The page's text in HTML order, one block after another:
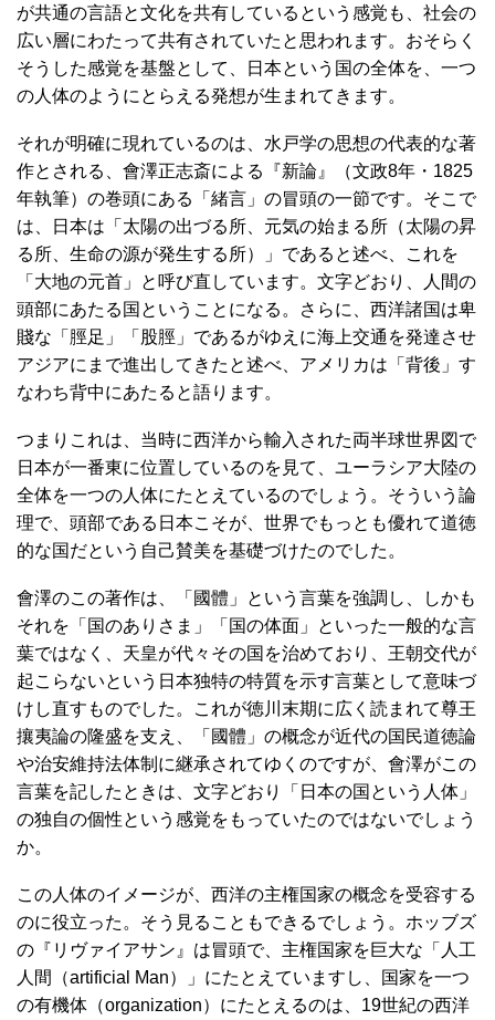
が共通の言語と文化を共有しているという感覚も、社会の
広い層にわたって共有されていたと思われます。おそらく
そうした感覚を基盤として、日本という国の全体を、一つ
の人体のようにとらえる発想が生まれてきます。
それが明確に現れているのは、水戸学の思想の代表的な著
作とされる、會澤正志斎による『新論』（文政8年・1825
年執筆）の巻頭にある「緒言」の冒頭の一節です。そこで
は、日本は「太陽の出づる所、元気の始まる所（太陽の昇
る所、生命の源が発生する所）」であると述べ、これを
「大地の元首」と呼び直しています。文字どおり、人間の
頭部にあたる国ということになる。さらに、西洋諸国は卑
賤な「脛足」「股脛」であるがゆえに海上交通を発達させ
アジアにまで進出してきたと述べ、アメリカは「背後」す
なわち背中にあたると語ります。
つまりこれは、当時に西洋から輸入された両半球世界図で
日本が一番東に位置しているのを見て、ユーラシア大陸の
全体を一つの人体にたとえているのでしょう。そういう論
理で、頭部である日本こそが、世界でもっとも優れて道徳
的な国だという自己賛美を基礎づけたのでした。
會澤のこの著作は、「國體」という言葉を強調し、しかも
それを「国のありさま」「国の体面」といった一般的な言
葉ではなく、天皇が代々その国を治めており、王朝交代が
起こらないという日本独特の特質を示す言葉として意味づ
けし直すものでした。これが徳川末期に広く読まれて尊王
攘夷論の隆盛を支え、「國體」の概念が近代の国民道徳論
や治安維持法体制に継承されてゆくのですが、會澤がこの
言葉を記したときは、文字どおり「日本の国という人体」
の独自の個性という感覚をもっていたのではないでしょう
か。
この人体のイメージが、西洋の主権国家の概念を受容する
のに役立った。そう見ることもできるでしょう。ホッブズ
の『リヴァイアサン』は冒頭で、主権国家を巨大な「人工
人間（artificial Man）」にたとえていますし、国家を一つ
の有機体（organization）にたとえるのは、19世紀の西洋